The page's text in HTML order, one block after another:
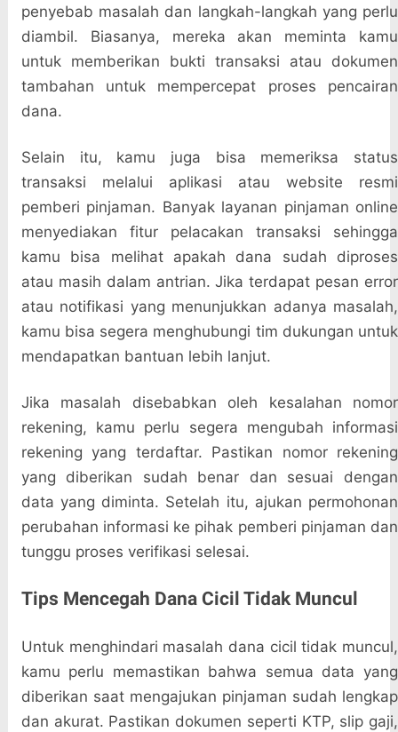
penyebab masalah dan langkah-langkah yang perlu
diambil. Biasanya, mereka akan meminta kamu
untuk memberikan bukti transaksi atau dokumen
tambahan untuk mempercepat proses pencairan
dana.
Selain itu, kamu juga bisa memeriksa status
transaksi melalui aplikasi atau website resmi
pemberi pinjaman. Banyak layanan pinjaman online
menyediakan fitur pelacakan transaksi sehingga
kamu bisa melihat apakah dana sudah diproses
atau masih dalam antrian. Jika terdapat pesan error
atau notifikasi yang menunjukkan adanya masalah,
kamu bisa segera menghubungi tim dukungan untuk
mendapatkan bantuan lebih lanjut.
Jika masalah disebabkan oleh kesalahan nomor
rekening, kamu perlu segera mengubah informasi
rekening yang terdaftar. Pastikan nomor rekening
yang diberikan sudah benar dan sesuai dengan
data yang diminta. Setelah itu, ajukan permohonan
perubahan informasi ke pihak pemberi pinjaman dan
tunggu proses verifikasi selesai.
Tips Mencegah Dana Cicil Tidak Muncul
Untuk menghindari masalah dana cicil tidak muncul,
kamu perlu memastikan bahwa semua data yang
diberikan saat mengajukan pinjaman sudah lengkap
dan akurat. Pastikan dokumen seperti KTP, slip gaji,